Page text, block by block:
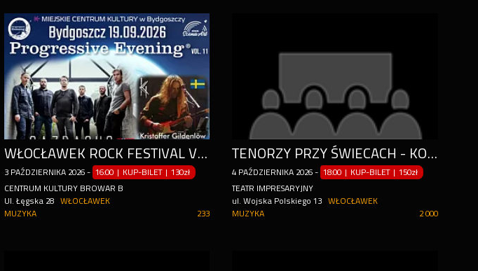
WŁOCŁAWEK ROCK FESTIVAL VOL. 2
3 PAŹDZIERNIKA 2026 - 16:00 | KUP-BILET | 130zł
CENTRUM KULTURY BROWAR B
Ul. Łęgska 28
WŁOCŁAWEK
233
MUZYKA
TENORZY PRZY ŚWIECACH - KONCERT, KTÓRY PORUSZA SERCE
4 PAŹDZIERNIKA 2026 - 18:00 | KUP-BILET |150zł
TEATR IMPRESARYJNY
ul. Wojska Polskiego 13
WŁOCŁAWEK
2 000
MUZYKA